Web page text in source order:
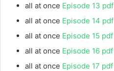
all at once Episode 13 pdf
all at once Episode 14 pdf
all at once Episode 15 pdf
all at once Episode 16 pdf
all at once Episode 17 pdf